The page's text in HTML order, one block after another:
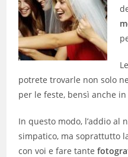
potrete trovarle non solo
per le feste, bensì anche
In questo modo, l’addio al
simpatico, ma soprattutto
con voi e fare tante